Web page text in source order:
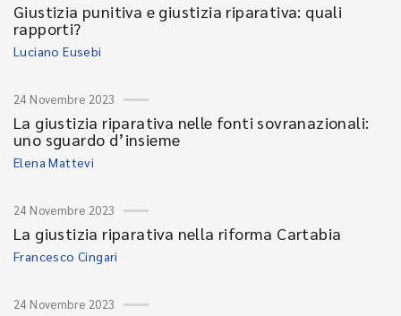
Giustizia punitiva e giustizia riparativa: quali
rapporti?
Luciano Eusebi
24 Novembre 2023
La giustizia riparativa nelle fonti sovranazionali:
uno sguardo d’insieme
Elena Mattevi
24 Novembre 2023
La giustizia riparativa nella riforma Cartabia
Francesco Cingari
24 Novembre 2023